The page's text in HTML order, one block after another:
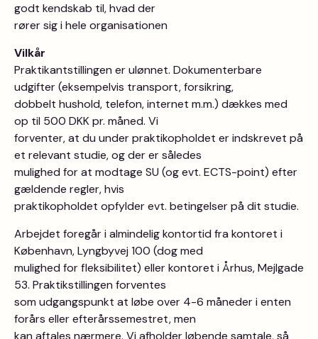
godt kendskab til, hvad der
rører sig i hele organisationen
Vilkår
Praktikantstillingen er ulønnet. Dokumenterbare
udgifter (eksempelvis transport, forsikring,
dobbelt hushold, telefon, internet m.m.) dækkes med
op til 500 DKK pr. måned. Vi
forventer, at du under praktikopholdet er indskrevet på
et relevant studie, og der er således
mulighed for at modtage SU (og evt. ECTS-point) efter
gældende regler, hvis
praktikopholdet opfylder evt. betingelser på dit studie.
Arbejdet foregår i almindelig kontortid fra kontoret i
København, Lyngbyvej 100 (dog med
mulighed for fleksibilitet) eller kontoret i Århus, Mejlgade
53. Praktikstillingen forventes
som udgangspunkt at løbe over 4-6 måneder i enten
forårs eller efterårssemestret, men
kan aftales nærmere. Vi afholder løbende samtale, så